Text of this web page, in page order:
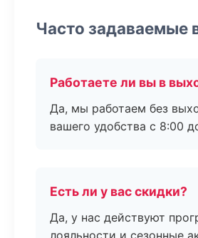
Часто задаваемые
Работаете ли вы в
Да, мы работаем без
вашего удобства с 8:00
Есть ли у вас скидки?
Да, у нас действуют
лояльности и сезонные